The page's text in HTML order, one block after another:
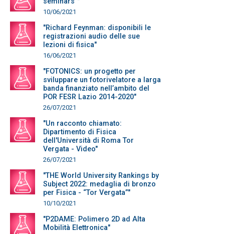
10/06/2021
"Richard Feynman: disponibili le
registrazioni audio delle sue
lezioni di fisica"
16/06/2021
"FOTONICS: un progetto per
sviluppare un fotorivelatore a larga
banda finanziato nell’ambito del
POR FESR Lazio 2014-2020"
26/07/2021
"Un racconto chiamato:
Dipartimento di Fisica
dell'Università di Roma Tor
Vergata - Video"
26/07/2021
"THE World University Rankings by
Subject 2022: medaglia di bronzo
per Fisica - “Tor Vergata”"
10/10/2021
"P2DAME: Polimero 2D ad Alta
Mobilità Elettronica"